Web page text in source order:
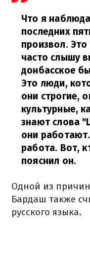
Что я
последних
произвол.
часто слышу
донбасское
Это люди,
они строгие,
культурные,
знают слова
они
работа. Вот,
пояснил он.
Одной из
Бардаш также
русского языка.